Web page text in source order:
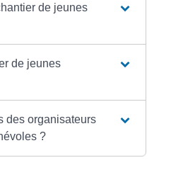
de jeunes
de jeunes
des organisateurs
?